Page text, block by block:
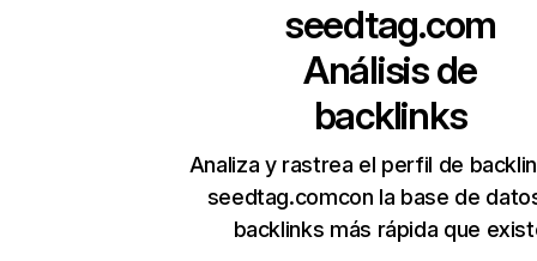
seedtag.com
Análisis de
backlinks
Analiza y rastrea el perfil de
seedtag.comcon la base de
backlinks más rápida que